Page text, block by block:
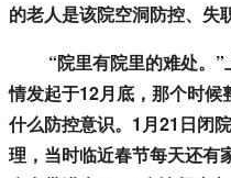
的老人是该院空洞防控、失
“院里有院里的难处。”
情发起于12月底，那个时
什么防控意识。1月21日闭
理，当时临近春节每天还有